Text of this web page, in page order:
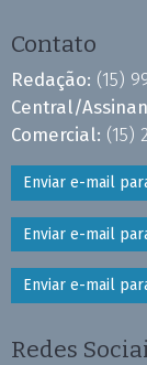
Contato
Redação: (15)
Central/
Comercial: (15)
Enviar e-mail
Enviar e-mail
Enviar e-mail
Redes